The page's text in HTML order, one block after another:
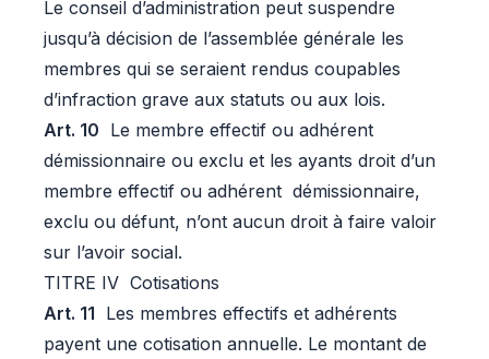
Le conseil d’administration peut suspendre
jusqu’à décision de l’assemblée générale les
membres qui se seraient rendus coupables
d’infraction grave aux statuts ou aux lois.
Art. 10 Le membre effectif ou adhérent
démissionnaire ou exclu et les ayants droit d’un
membre effectif ou adhérent démissionnaire,
exclu ou défunt, n’ont aucun droit à faire valoir
sur l’avoir social.
TITRE IV Cotisations
Art. 11 Les membres effectifs et adhérents
payent une cotisation annuelle. Le montant de